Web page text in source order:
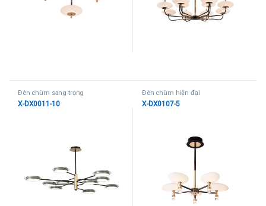
Đèn chùm sang trọng
X-DX0011-10
Đèn chùm hiện đại
X-DX0107-5